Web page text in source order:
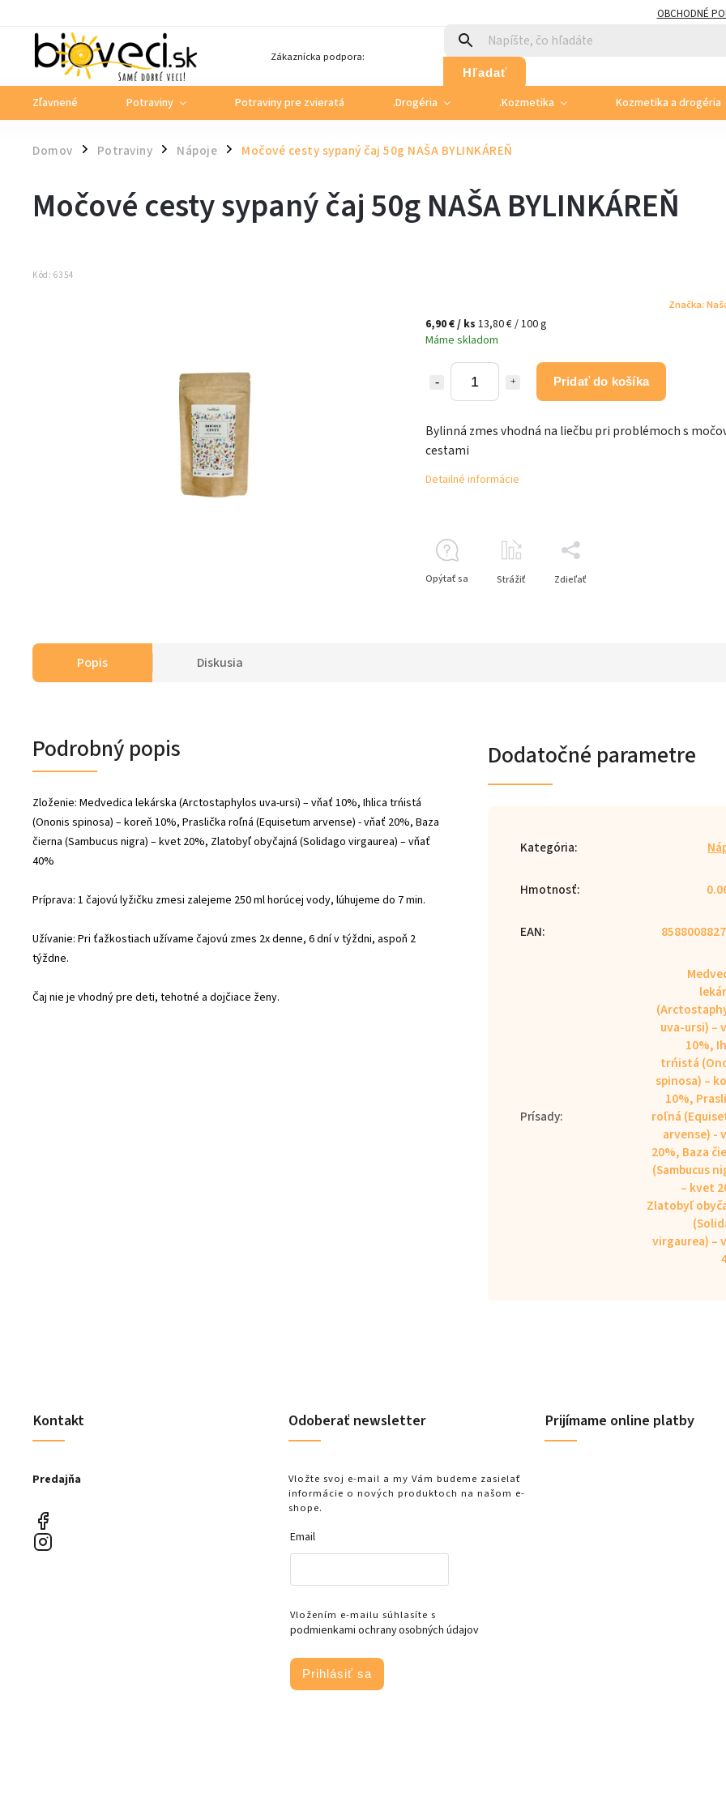
OBCHODNÉ
Zákaznícka podpora:
Hľadať
Zľavnené Potraviny Potraviny pre zvieratá .Drogéria .Kozmetika Kozmetika a drogéria
Domov / Potraviny / Nápoje / Močové cesty sypaný čaj 50g NAŠA BYLINKÁREŇ
Močové cesty sypaný čaj 50g NAŠA BYLINKÁREŇ
Kód: 6354
Značka:
6,90 €/ ks 13,80 € / 100 g
Máme skladom
Pridať do košíka
Bylinná zmes vhodná na liečbu pri problémoch s
cestami
Detailné informácie
Opýtať sa Strážiť Zdieľať
Popis Diskusia
Podrobný popis
Zloženie: Medvedica lekárska (Arctostaphylos uva-ursi) – vňať 10%, Ihlica trńistá
(Ononis spinosa) – koreň 10%, Praslička roľná (Equisetum arvense) - vňať 20%, Baza
čierna (Sambucus nigra) – kvet 20%, Zlatobyľ obyčajná (Solidago virgaurea) – vňať
40%
Príprava: 1 čajovú lyžičku zmesi zalejeme 250 ml horúcej vody, lúhujeme do 7 min.
Užívanie: Pri ťažkostiach užívame čajovú zmes 2x denne, 6 dní v týždni, aspoň 2
týždne.
Čaj nie je vhodný pre deti, tehotné a dojčiace ženy.
Dodatočné parametre
Kategória:
Hmotnosť:
EAN:
Prísady:
uva-ursi) –
10%,
trńistá
spinosa) –
10%,
roľná
arvense) -
20%, Baza
(Sambucus
– kvet
Zlatobyľ
virgaurea) –
Kontakt
Predajňa
Odoberať newsletter
Vložte svoj e-mail a my Vám budeme zasielať
informácie o nových produktoch na našom e-
shope.
Email
Vložením e-mailu súhlasíte s
podmienkami ochrany osobných údajov
Prihlásiť sa
Prijímame online platby